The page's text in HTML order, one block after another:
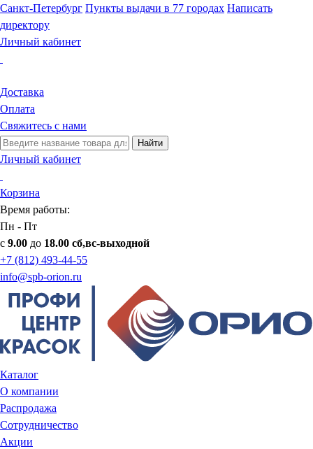
Санкт-Петербург Пункты выдачи в 77 городах Написать
директору
Личный кабинет
Доставка
Оплата
Свяжитесь с нами
Найти
Личный кабинет
Корзина
Время работы:
Пн - Пт
с 9.00 до 18.00 сб,вс-выходной
+7 (812) 493-44-55
info@spb-orion.ru
Каталог
О компании
Распродажа
Сотрудничество
Акции